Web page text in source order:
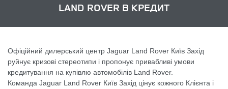
LAND ROVER В КРЕДИТ
Офіційний дилерський центр Jaguar Land Rover Київ Захід
руйнує кризові стереотипи і пропонує привабливі умови
кредитування на купівлю автомобілів Land Rover.
Команда Jaguar Land Rover Київ Захід цінує кожного Клієнта і